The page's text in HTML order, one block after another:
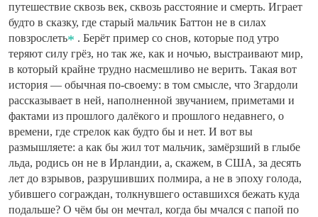
путешествие сквозь век, сквозь расстояние и смерть. Играет
будто в сказку, где старый мальчик Баттон не в силах
повзрослеть
. Берёт пример со снов, которые под утро
теряют силу грёз, но так же, как и ночью, выстраивают мир,
в который крайне трудно насмешливо не верить. Такая вот
история — обычная по-своему: в том смысле, что Згардоли
рассказывает в ней, наполненной звучанием, приметами и
фактами из прошлого далёкого и прошлого недавнего, о
времени, где стрелок как будто бы и нет. И вот вы
размышляете: а как бы жил тот мальчик, замёрзший в глыбе
льда, родись он не в Ирландии, а, скажем, в США, за десять
лет до взрывов, разрушивших полмира, а не в эпоху голода,
убившего сограждан, толкнувшего оставшихся бежать куда
подальше? О чём бы он мечтал, когда бы мчался с папой по